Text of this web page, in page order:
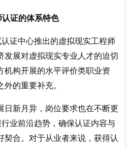
证的体系特色
证中心推出的虚拟现实工程师
发展对虚拟现实专业人才的迫切
机构开展的水平评价类职业资
的重要补充。
新月异，岗位要求也在不断更
业前沿趋势，确保认证内容与
契合。对于从业者来说，获得认